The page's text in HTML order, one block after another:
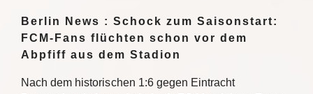
Berlin News : Schock zum Saisonstart:
FCM-Fans flüchten schon vor dem
Abpfiff aus dem Stadion
Nach dem historischen 1:6 gegen Eintracht